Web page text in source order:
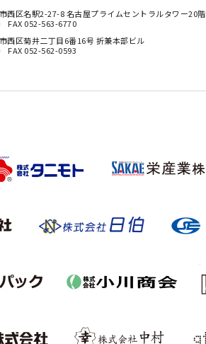
西区名駅2-27-8 名古屋プライムセントラルタワー20階
FAX 052-563-6770
西区菊井二丁目6番16号 折兼本部ビル
FAX 052-562-0593